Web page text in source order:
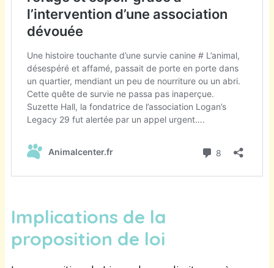
Implications de la
proposition de loi